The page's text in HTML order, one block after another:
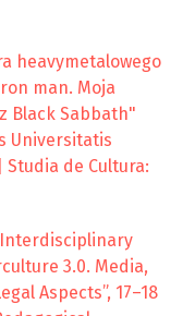
heavymetalowego
man. Moja
Black Sabbath"
Universitatis
Studia de Cultura:
3.0. Media,
Aspects”, 17–18